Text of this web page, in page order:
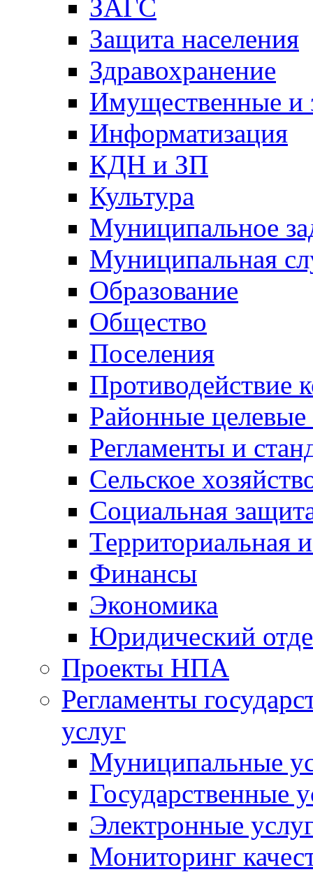
ЗАГС
Защита населения
Здравохранение
Имущественные и
Информатизация
КДН и ЗП
Культура
Муниципальное
Муниципальная
Образование
Общество
Поселения
Противодействие
Районные
Регламенты и
Сельское
Социальная
Территориальная
Финансы
Экономика
Юридический
Проекты НПА
Регламенты
услуг
Муниципальные
Государственные
Электронные
Мониторинг